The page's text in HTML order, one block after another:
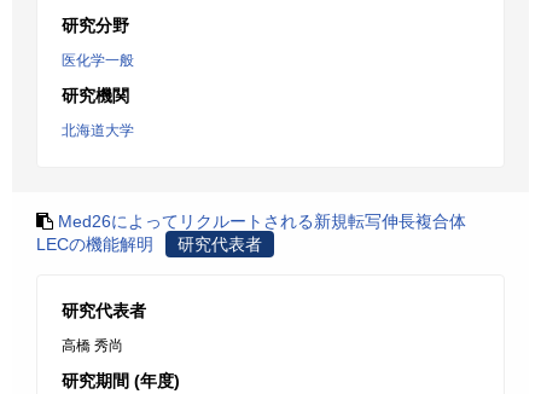
研究分野
医化学一般
研究機関
北海道大学
Med26によってリクルートされる新規転写伸長複合体
LECの機能解明
研究代表者
研究代表者
高橋 秀尚
研究期間 (年度)